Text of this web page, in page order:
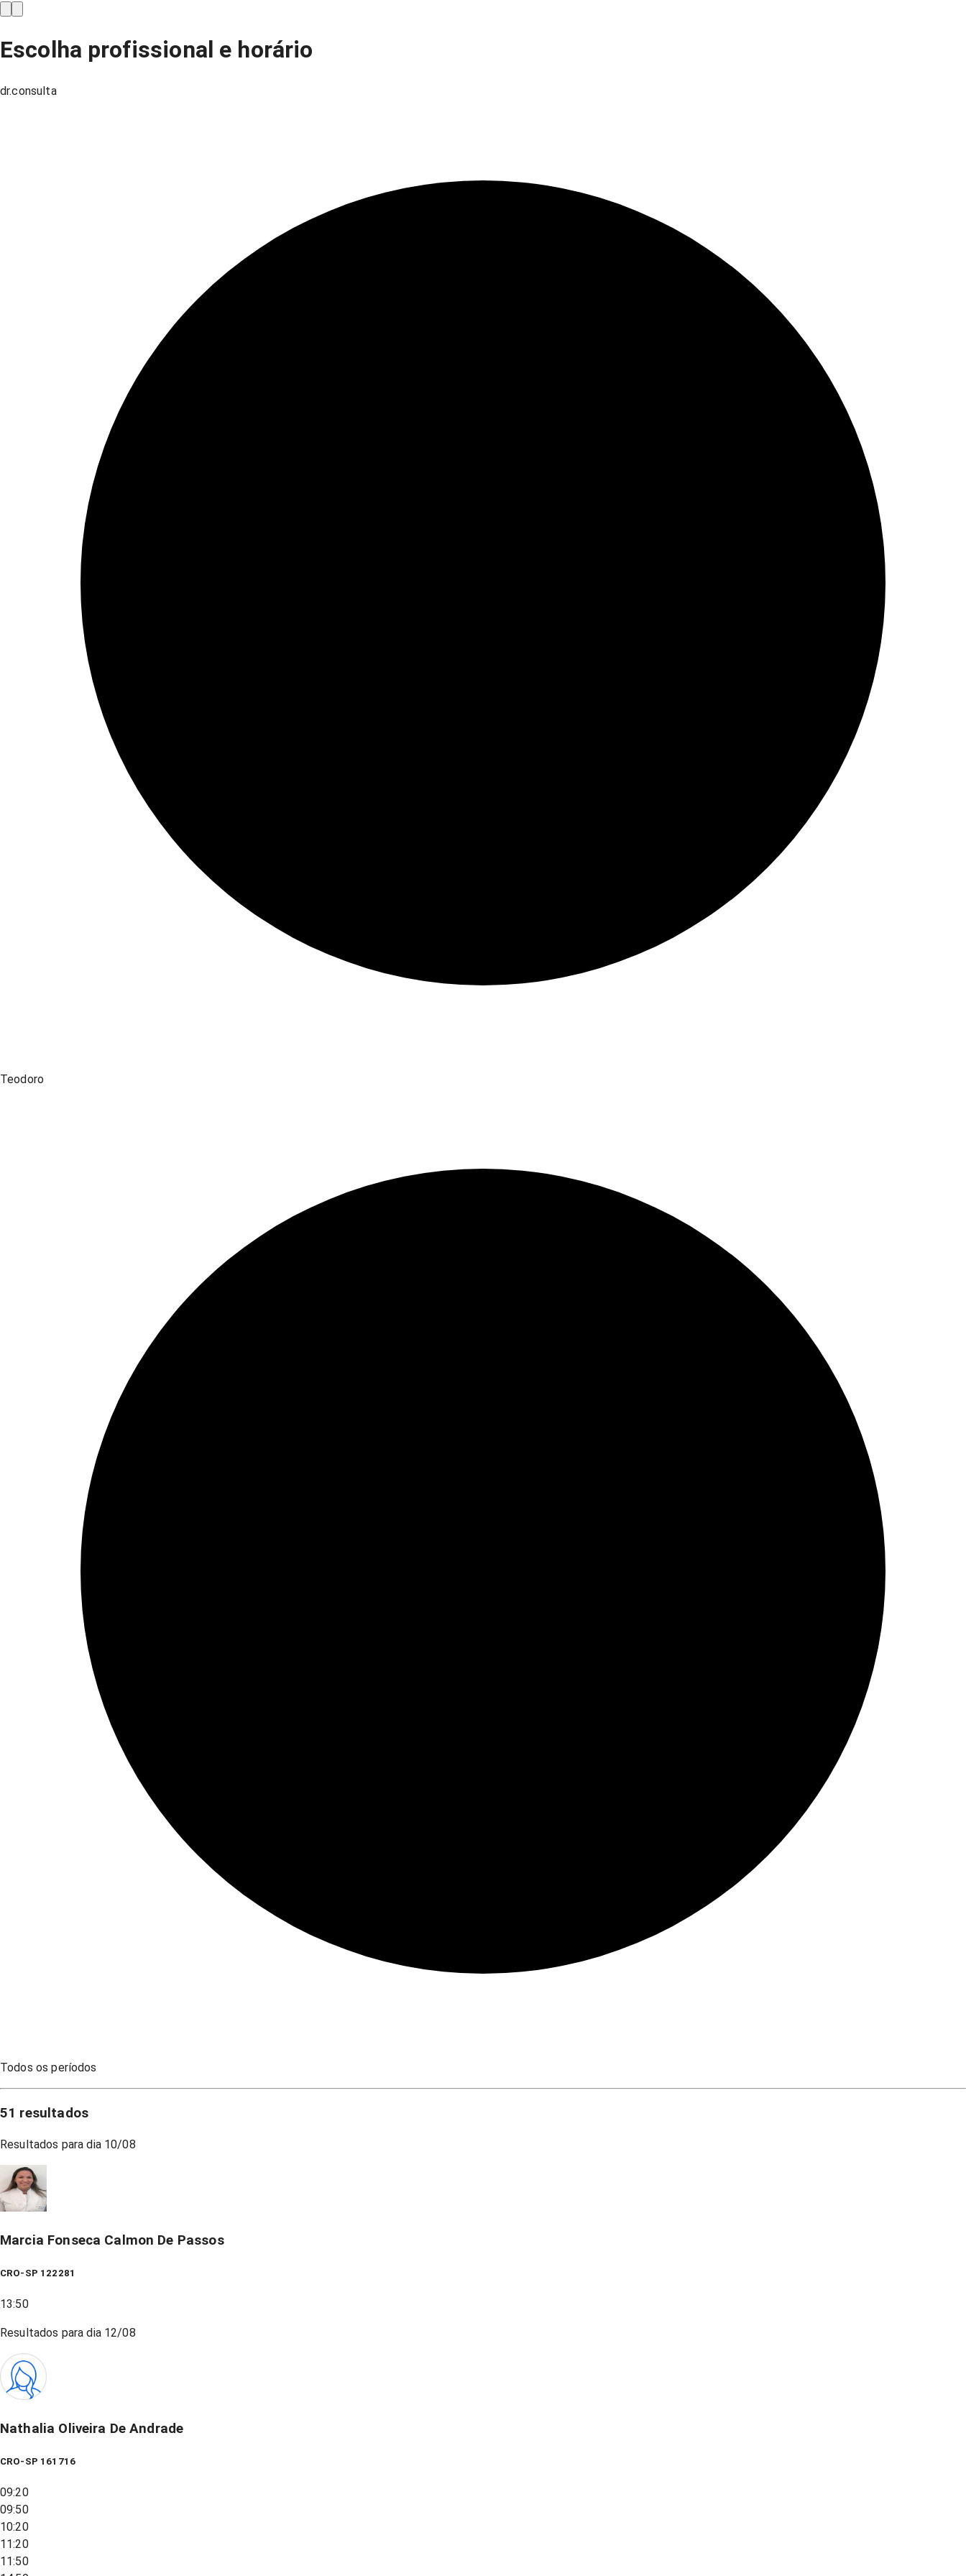
Escolha profissional e horário
dr.consulta
Teodoro
Todos os períodos
51 resultados
Resultados para dia 10/08
Marcia Fonseca Calmon De Passos
CRO-SP 122281
13:50
Resultados para dia 12/08
Nathalia Oliveira De Andrade
CRO-SP 161716
09:20
09:50
10:20
11:20
11:50